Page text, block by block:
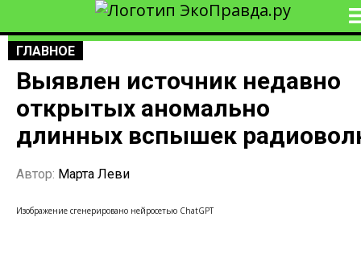
ГЛАВНОЕ
Выявлен источник недавно
открытых аномально
длинных вспышек
Автор: Марта Леви
Изображение сгенерировано нейросетью ChatGPT